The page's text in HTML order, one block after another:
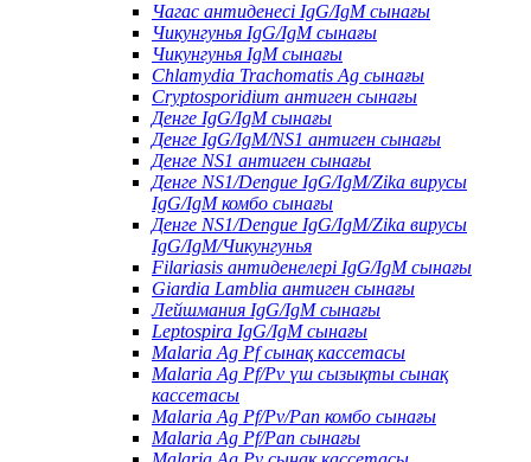
Чагас антиденесі IgG/IgM сынағы
Чикунгунья IgG/IgM сынағы
Чикунгунья IgM сынағы
Chlamydia Trachomatis Ag сынағы
Cryptosporidium антиген сынағы
Денге IgG/IgM сынағы
Денге IgG/IgM/NS1 антиген сынағы
Денге NS1 антиген сынағы
Денге NS1/Dengue IgG/IgM/Zika вирусы
IgG/IgM комбо сынағы
Денге NS1/Dengue IgG/IgM/Zika вирусы
IgG/IgM/Чикунгунья
Filariasis антиденелері IgG/IgM сынағы
Giardia Lamblia антиген сынағы
Лейшмания IgG/IgM сынағы
Leptospira IgG/IgM сынағы
Malaria Ag Pf сынақ кассетасы
Malaria Ag Pf/Pv үш сызықты сынақ
кассетасы
Malaria Ag Pf/Pv/Pan комбо сынағы
Malaria Ag Pf/Pan сынағы